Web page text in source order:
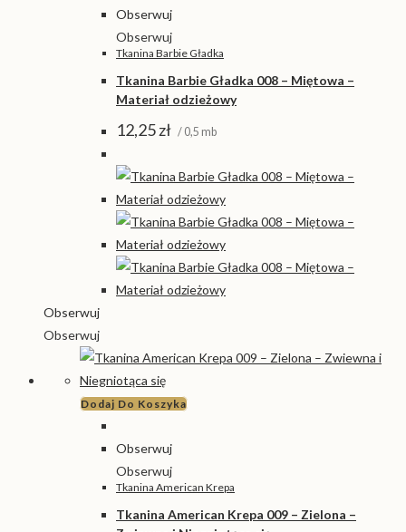
Obserwuj
Obserwuj
Tkanina Barbie Gładka
Tkanina Barbie Gładka 008 – Miętowa –
Materiał odzieżowy
12,25zł / 0,5 mb
Obserwuj
Obserwuj
Dodaj Do Koszyka
Obserwuj
Obserwuj
Tkanina American Krepa
Tkanina American Krepa 009 – Zielona –